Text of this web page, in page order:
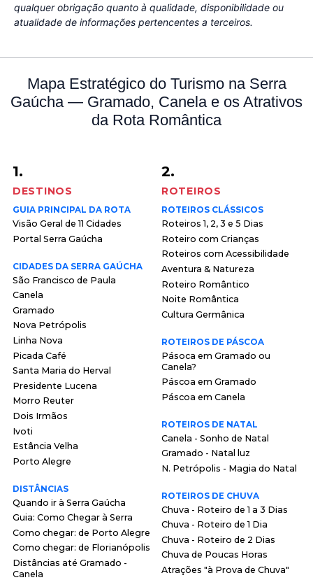
qualquer obrigação quanto à qualidade, disponibilidade ou
atualidade de informações pertencentes a terceiros.
Mapa Estratégico do Turismo na Serra
Gaúcha — Gramado, Canela e os Atrativos
da Rota Romântica
1.
DESTINOS
GUIA PRINCIPAL DA ROTA
Visão Geral de 11 Cidades
Portal Serra Gaúcha
CIDADES DA SERRA GAÚCHA
São Francisco de Paula
Canela
Gramado
Nova Petrópolis
Linha Nova
Picada Café
Santa Maria do Herval
Presidente Lucena
Morro Reuter
Dois Irmãos
Ivoti
Estância Velha
Porto Alegre
DISTÂNCIAS
Quando ir à Serra Gaúcha
Guia: Como Chegar à Serra
Como chegar: de Porto Alegre
Como chegar: de Florianópolis
Distâncias até Gramado -
Canela
2.
ROTEIROS
ROTEIROS CLÁSSICOS
Roteiros 1, 2, 3 e 5 Dias
Roteiro com Crianças
Roteiros com Acessibilidade
Aventura & Natureza
Roteiro Romântico
Noite Romântica
Cultura Germânica
ROTEIROS DE PÁSCOA
Pásoca em Gramado ou
Canela?
Páscoa em Gramado
Páscoa em Canela
ROTEIROS DE NATAL
Canela - Sonho de Natal
Gramado - Natal luz
N. Petrópolis - Magia do Natal
ROTEIROS DE CHUVA
Chuva - Roteiro de 1 a 3 Dias
Chuva - Roteiro de 1 Dia
Chuva - Roteiro de 2 Dias
Chuva de Poucas Horas
Atrações "à Prova de Chuva"